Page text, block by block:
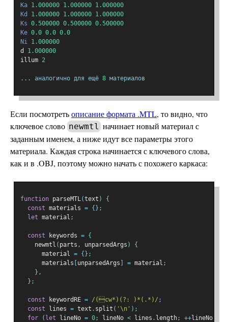
Ka 1.000000 1.000000 1.000000
Kd
1.000000 1.000000 1.000000
Ks 0.500000 0.500000 0.500000
Ke 0.0 0.0 0.0
Ni 1.000000
d 1.000000
illum 2
... аналогично для ещё 8 материалов
Если посмотретьописание формата .MTL, то видно, что
ключевое слово newmtl начинает новый материал с
заданным именем, а ниже идут все параметры этого
материала. Каждая строка начинается с ключевого слова,
как и в .OBJ, поэтому можно начать с похожего каркаса:
function parseMTL(text )
{
const materials = {};
let material ;
const keywords = {
    newmtl
( parts , unparsedArgs )
{
      material
= {};
      materials
unparsedArgs = material ;
},
};
const keywordRE = /(cw*)(?: )*(.*)/ ;
const lines = text . split ( '\n' );
for
( let lineNo = 0; lineNo < lines . length; ++lineNo